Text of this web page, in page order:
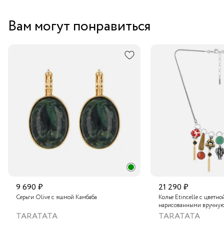
Вам могут понравиться
9 690 ₽
Серьги Olive с яшмой Камбаба
TARATATA
21 290 ₽
Колье Etincelle с
нарисованными
слюдяным порошком,
стеклянными бусинам
TARATATA